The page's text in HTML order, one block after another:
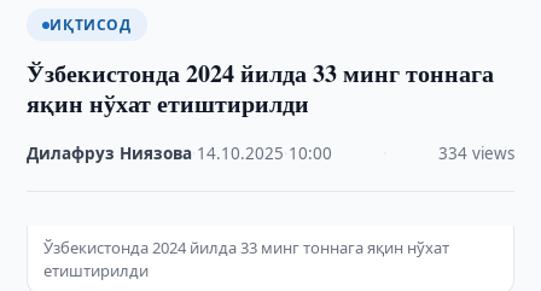
ИҚТИСОД
Ўзбекистонда 2024 йилда 33 минг тоннага
яқин нўхат етиштирилди
Дилафруз Ниязова 14.10.2025 10:00 334 views
Ўзбекистонда 2024 йилда 33 минг тоннага яқин нўхат
етиштирилди